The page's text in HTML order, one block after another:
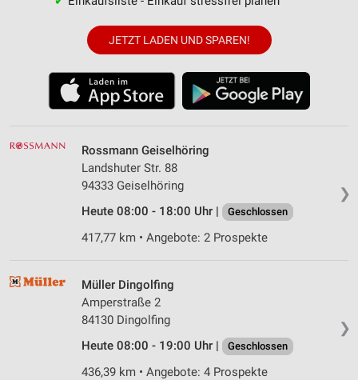
JETZT LADEN UND SPAREN!
❯
Rossmann Geiselhöring
Landshuter Str. 88
94333 Geiselhöring
Heute 08:00 - 18:00 Uhr |
Geschlossen
417,77 km • Angebote: 2 Prospekte
❯
Müller Dingolfing
Amperstraße 2
84130 Dingolfing
Heute 08:00 - 19:00 Uhr |
Geschlossen
436,39 km • Angebote: 4 Prospekte